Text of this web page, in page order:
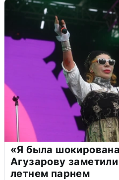
«Я была
Агузарову
летнем парнем